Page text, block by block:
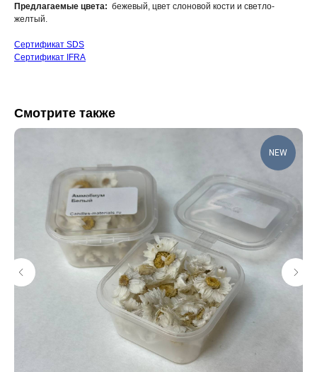
Предлагаемые цвета: бежевый, цвет слоновой кости и светло-
желтый.
Сертификат SDS
Сертификат IFRA
Смотрите также
NEW
ИНФОРМАЦИЯ
КЛИЕНТАМ КОНТАКТЫ
О нас
Напишите нам
Диффузоры Контакты
Блог / База знаний
+7 (963) 956-02-40